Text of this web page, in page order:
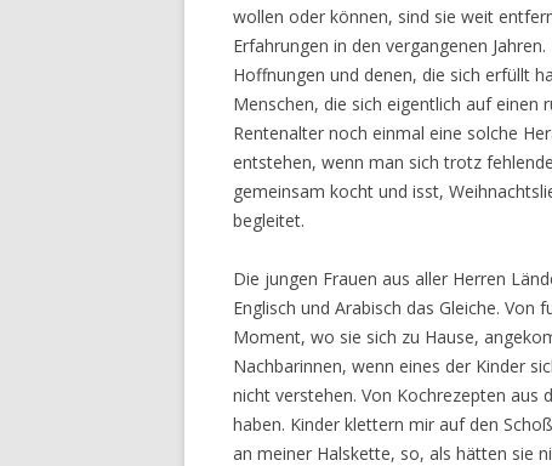
wollen oder können, sind sie weit
Erfahrungen in den vergangenen
Hoffnungen und denen, die sich erfüllt
Menschen, die sich eigentlich auf
Rentenalter noch einmal eine solche
entstehen, wenn man sich trotz
gemeinsam kocht und isst,
begleitet.
Die jungen Frauen aus aller Herren
Englisch und Arabisch das Gleiche.
Moment, wo sie sich zu Hause,
Nachbarinnen, wenn eines der Kinder
nicht verstehen. Von Kochrezepten aus
haben. Kinder klettern mir auf den
an meiner Halskette, so, als hätten sie